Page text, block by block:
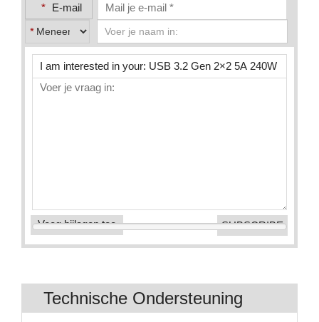
* E-mail
*
Voeg bijlagen toe
Technische Ondersteuning